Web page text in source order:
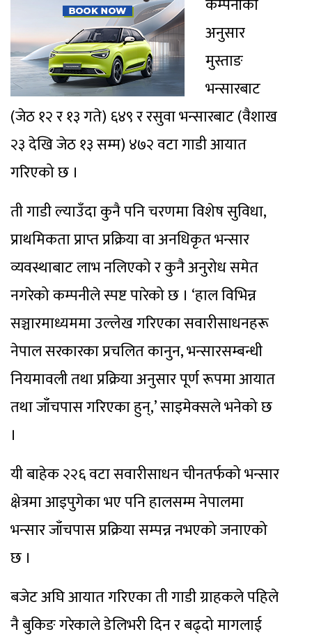
अनुसार
मुस्ताङ
भन्सारबाट
(जेठ १२ र १३ गते) ६४९ र रसुवा भन्सारबाट (वैशाख
२३ देखि जेठ १३ सम्म) ४७२ वटा गाडी आयात
गरिएको छ ।
ती गाडी ल्याउँदा कुनै पनि चरणमा विशेष सुविधा,
प्राथमिकता प्राप्त प्रक्रिया वा अनधिकृत भन्सार
व्यवस्थाबाट लाभ नलिएको र कुनै अनुरोध समेत
नगरेको कम्पनीले स्पष्ट पारेको छ । ‘हाल विभिन्न
सञ्चारमाध्यममा उल्लेख गरिएका सवारीसाधनहरू
नेपाल सरकारका प्रचलित कानुन, भन्सारसम्बन्धी
नियमावली तथा प्रक्रिया अनुसार पूर्ण रूपमा आयात
तथा जाँचपास गरिएका हुन्,’ साइमेक्सले भनेको छ
।
यी बाहेक २२६ वटा सवारीसाधन चीनतर्फको भन्सार
क्षेत्रमा आइपुगेका भए पनि हालसम्म नेपालमा
भन्सार जाँचपास प्रक्रिया सम्पन्न नभएको जनाएको
छ ।
बजेट अघि आयात गरिएका ती गाडी ग्राहकले पहिले
नै बुकिङ गरेकाले डेलिभरी दिन र बढ्दो मागलाई